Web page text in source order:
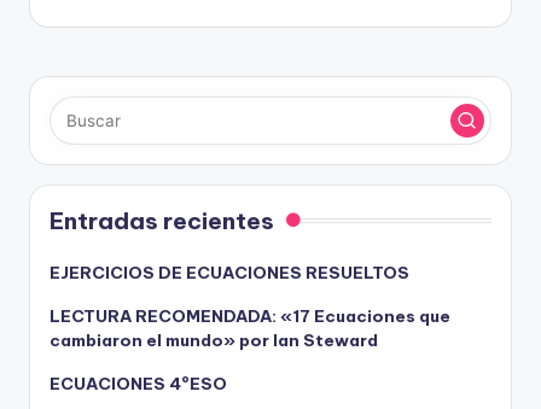
Entradas recientes
EJERCICIOS DE ECUACIONES RESUELTOS
LECTURA RECOMENDADA: «17 Ecuaciones que
cambiaron el mundo» por Ian Steward
ECUACIONES 4ºESO